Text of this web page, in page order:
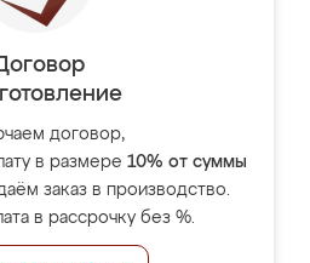
договор,
в размере 10% от суммы
заказ в производство.
в рассрочку без %.